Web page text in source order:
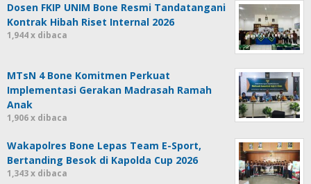
Dosen FKIP UNIM Bone Resmi Tandatangani
Kontrak Hibah Riset Internal 2026
1,944 x dibaca
MTsN 4 Bone Komitmen Perkuat
Implementasi Gerakan Madrasah Ramah
Anak
1,906 x dibaca
Wakapolres Bone Lepas Team E-Sport,
Bertanding Besok di Kapolda Cup 2026
1,343 x dibaca